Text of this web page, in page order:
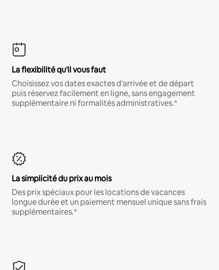
La flexibilité qu'il vous faut
Choisissez vos dates exactes d'arrivée et de départ
puis réservez facilement en ligne, sans engagement
supplémentaire ni formalités administratives.*
La simplicité du prix au mois
Des prix spéciaux pour les locations de vacances
longue durée et un paiement mensuel unique sans frais
supplémentaires.*